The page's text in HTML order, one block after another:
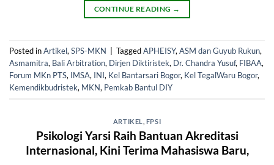
CONTINUE READING →
Posted inArtikel,SPS-MKN TaggedAPHEISY,ASM dan Guyub Rukun,
Asmamitra, Bali Arbitration, Dirjen Diktiristek, Dr. Chandra Yusuf, FIBAA,
Forum MKn PTS, IMSA, INI, Kel Bantarsari Bogor, Kel TegalWaru Bogor,
Kemendikbudristek, MKN, Pemkab Bantul DIY
ARTIKEL FPSI
Psikologi Yarsi Raih Bantuan Akreditasi
Internasional, Kini Terima Mahasiswa Baru,